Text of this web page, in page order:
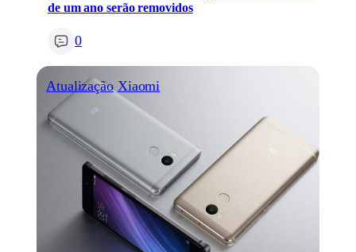
de um ano serão removidos
0
Atualização Xiaomi